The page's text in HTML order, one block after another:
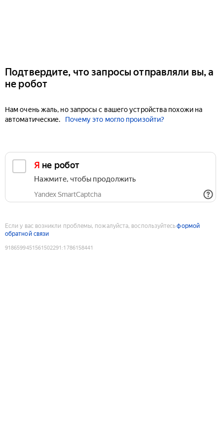
Подтвердите, что запросы отправляли вы, а
не робот
Нам очень жаль, но запросы с вашего устройства похожи на
автоматические.
Почему это могло произойти?
Я не робот
Нажмите, чтобы продолжить
Yandex SmartCaptcha
Если у вас возникли проблемы, пожалуйста, воспользуйтесьформой
обратной связи
9186599451561502291 :1786158441